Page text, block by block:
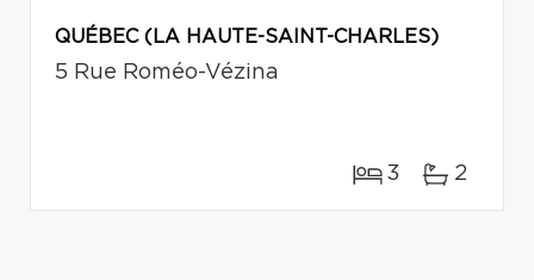
QUÉBEC (LA HAUTE-SAINT-CHARLES)
5 Rue Roméo-Vézina
3 2